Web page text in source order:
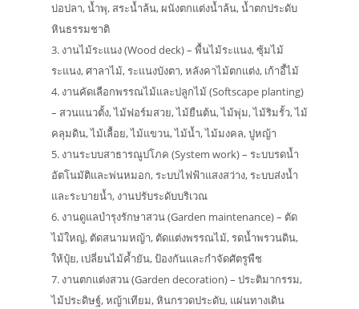
บ่อปลา, น้ำพุ, สระน้ำล้น, ผนังตกแต่งน้ำล้น, น้ำตกประดับ
หินธรรมชาติ
3. งานไม้ระแนง (Wood deck) – พื้นไม้ระแนง, ซุ้มไม้
ระแนง, ศาลาไม้, ระแนงบังตา, หลังคาไม้ตกแต่ง, เก้าอี้ไม้
4. งานคัดเลือกพรรณไม้และปลูกไม้ (Softscape planting)
– สวนแนวตั้ง, ไม้ฟอร์มสวย, ไม้ยืนต้น, ไม้พุ่ม, ไม้ริมรั้ว, ไม้
คลุมดิน, ไม้เลื้อย, ไม้แขวน, ไม้น้ำ, ไม้มงคล, ปูหญ้า
5. งานระบบสาธารณูปโภค (System work) – ระบบรดน้ำ
อัตโนมัติและพ่นหมอก, ระบบไฟฟ้าแสงสว่าง, ระบบส่งน้ำ
และระบายน้ำ, งานปรับระดับบริเวณ
6. งานดูแลบำรุงรักษาสวน (Garden maintenance) – ตัด
ไม้ใหญ่, ตัดสนามหญ้า, ตัดแต่งพรรณไม้, รดน้ำพรวนดิน,
ให้ปุ๋ย, เปลี่ยนไม้ค้ำยัน, ป้องกันและกำจัดศัตรูพืช
7. งานตกแต่งสวน (Garden decoration) – ประติมากรรม,
ไม้ประดิษฐ์, หญ้าเทียม, หินกรวดประดับ, แผ่นทางเดิน